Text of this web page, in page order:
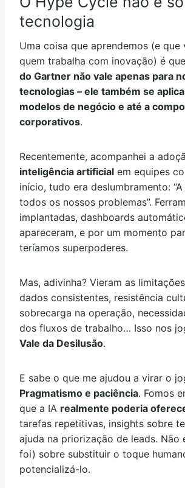
tecnologia
Uma coisa que aprendemos (e que
quem trabalha com inovação) é
do Gartner não vale apenas para
tecnologias – ele também se
modelos de negócio e até a
corporativos.
Recentemente, acompanhei a
inteligência artificial em equipes
início, tudo era deslumbramento:
todos os nossos problemas”.
implantadas, dashboards
apareceram, e por um momento
teríamos superpoderes.
Mas, adivinha? Vieram as
dados consistentes, resistência
sobrecarga na operação,
dos fluxos de trabalho… Isso nos
Vale da Desilusão.
E sabe o que me ajudou a virar o
Pragmatismo e paciência. Fomos
que a IA realmente poderia
tarefas repetitivas, insights sobre
ajuda na priorização de leads. Não
foi) sobre substituir o toque
potencializá-lo.